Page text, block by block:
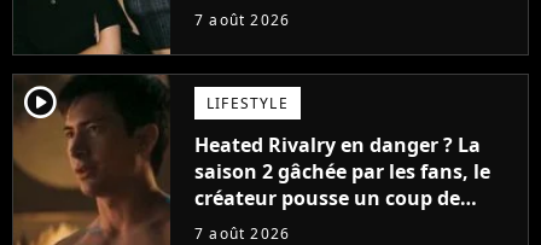
7 août 2026
player2 LIFESTYLE
Heated Rivalry en danger ? La
saison 2 gâchée par les fans, le
créateur pousse un coup de
gueule
7 août 2026